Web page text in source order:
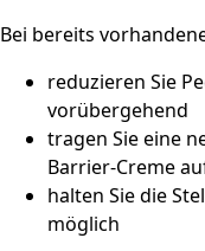
Bei bereits
reduzieren Sie
vorübergehend
tragen Sie eine
Barrier-Creme
halten Sie die
möglich